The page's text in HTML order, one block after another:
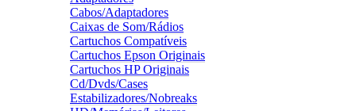
Cabos/Adaptadores
Caixas de Som/Rádios
Cartuchos Compatíveis
Cartuchos Epson Originais
Cartuchos HP Originais
Cd/Dvds/Cases
Estabilizadores/Nobreaks